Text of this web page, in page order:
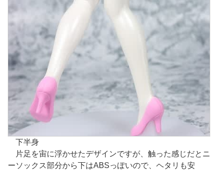
下半身
片足を宙に浮かせたデザインですが、触った感じだとニ
ーソックス部分から下はABSっぽいので、ヘタリも安